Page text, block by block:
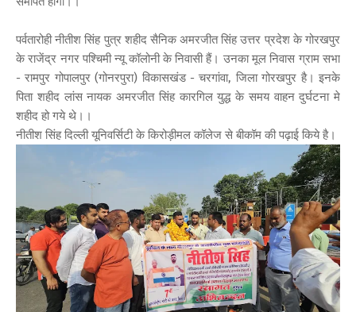
पर्वतारोही नीतीश सिंह पुत्र शहीद सैनिक अमरजीत सिंह उत्तर प्रदेश के गोरखपुर
के राजेंद्र नगर पश्चिमी न्यू कॉलोनी के निवासी हैं। उनका मूल निवास ग्राम सभा
- रामपुर गोपालपुर (गोनरपुरा) विकासखंड - चरगांवा, जिला गोरखपुर है। इनके
पिता शहीद लांस नायक अमरजीत सिंह कारगिल युद्ध के समय वाहन दुर्घटना मे
शहीद हो गये थे।।
नीतीश सिंह दिल्ली यूनिवर्सिटी के किरोड़ीमल कॉलेज से बीकॉम की पढ़ाई किये है।